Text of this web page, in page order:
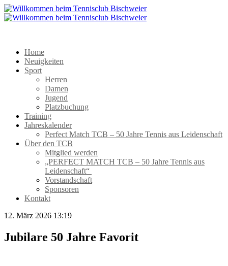
Home
Neuigkeiten
Sport
Herren
Damen
Jugend
Platzbuchung
Training
Jahreskalender
Perfect Match TCB – 50 Jahre Tennis aus Leidenschaft
Über den TCB
Mitglied werden
„PERFECT MATCH TCB – 50 Jahre Tennis aus
Leidenschaft“
Vorstandschaft
Sponsoren
Kontakt
12. März 2026 13:19
Jubilare 50 Jahre Favorit